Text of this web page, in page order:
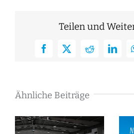
Teilen und
Facebook
X Reddit
Ähnliche Beiträge